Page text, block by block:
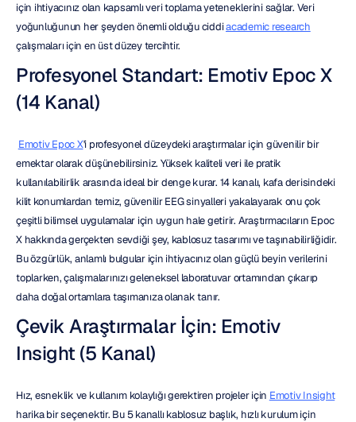
için ihtiyacınız olan kapsamlı veri toplama yeteneklerini sağlar. Veri
yoğunluğunun her şeyden önemli olduğu ciddi academic research
çalışmaları için en üst düzey tercihtir.
Profesyonel Standart: Emotiv Epoc X
(14 Kanal)
Emotiv Epoc X'i profesyonel düzeydeki araştırmalar için güvenilir bir
emektar olarak düşünebilirsiniz. Yüksek kaliteli veri ile pratik
kullanılabilirlik arasında ideal bir denge kurar. 14 kanalı, kafa derisindeki
kilit konumlardan temiz, güvenilir EEG sinyalleri yakalayarak onu çok
çeşitli bilimsel uygulamalar için uygun hale getirir. Araştırmacıların Epoc
X hakkında gerçekten sevdiği şey, kablosuz tasarımı ve taşınabilirliğidir.
Bu özgürlük, anlamlı bulgular için ihtiyacınız olan güçlü beyin verilerini
toplarken, çalışmalarınızı geleneksel laboratuvar ortamından çıkarıp
daha doğal ortamlara taşımanıza olanak tanır.
Çevik Araştırmalar İçin: Emotiv
Insight (5 Kanal)
Hız, esneklik ve kullanım kolaylığı gerektiren projeler için Emotiv Insight
harika bir seçenektir. Bu 5 kanallı kablosuz başlık, hızlı kurulum için